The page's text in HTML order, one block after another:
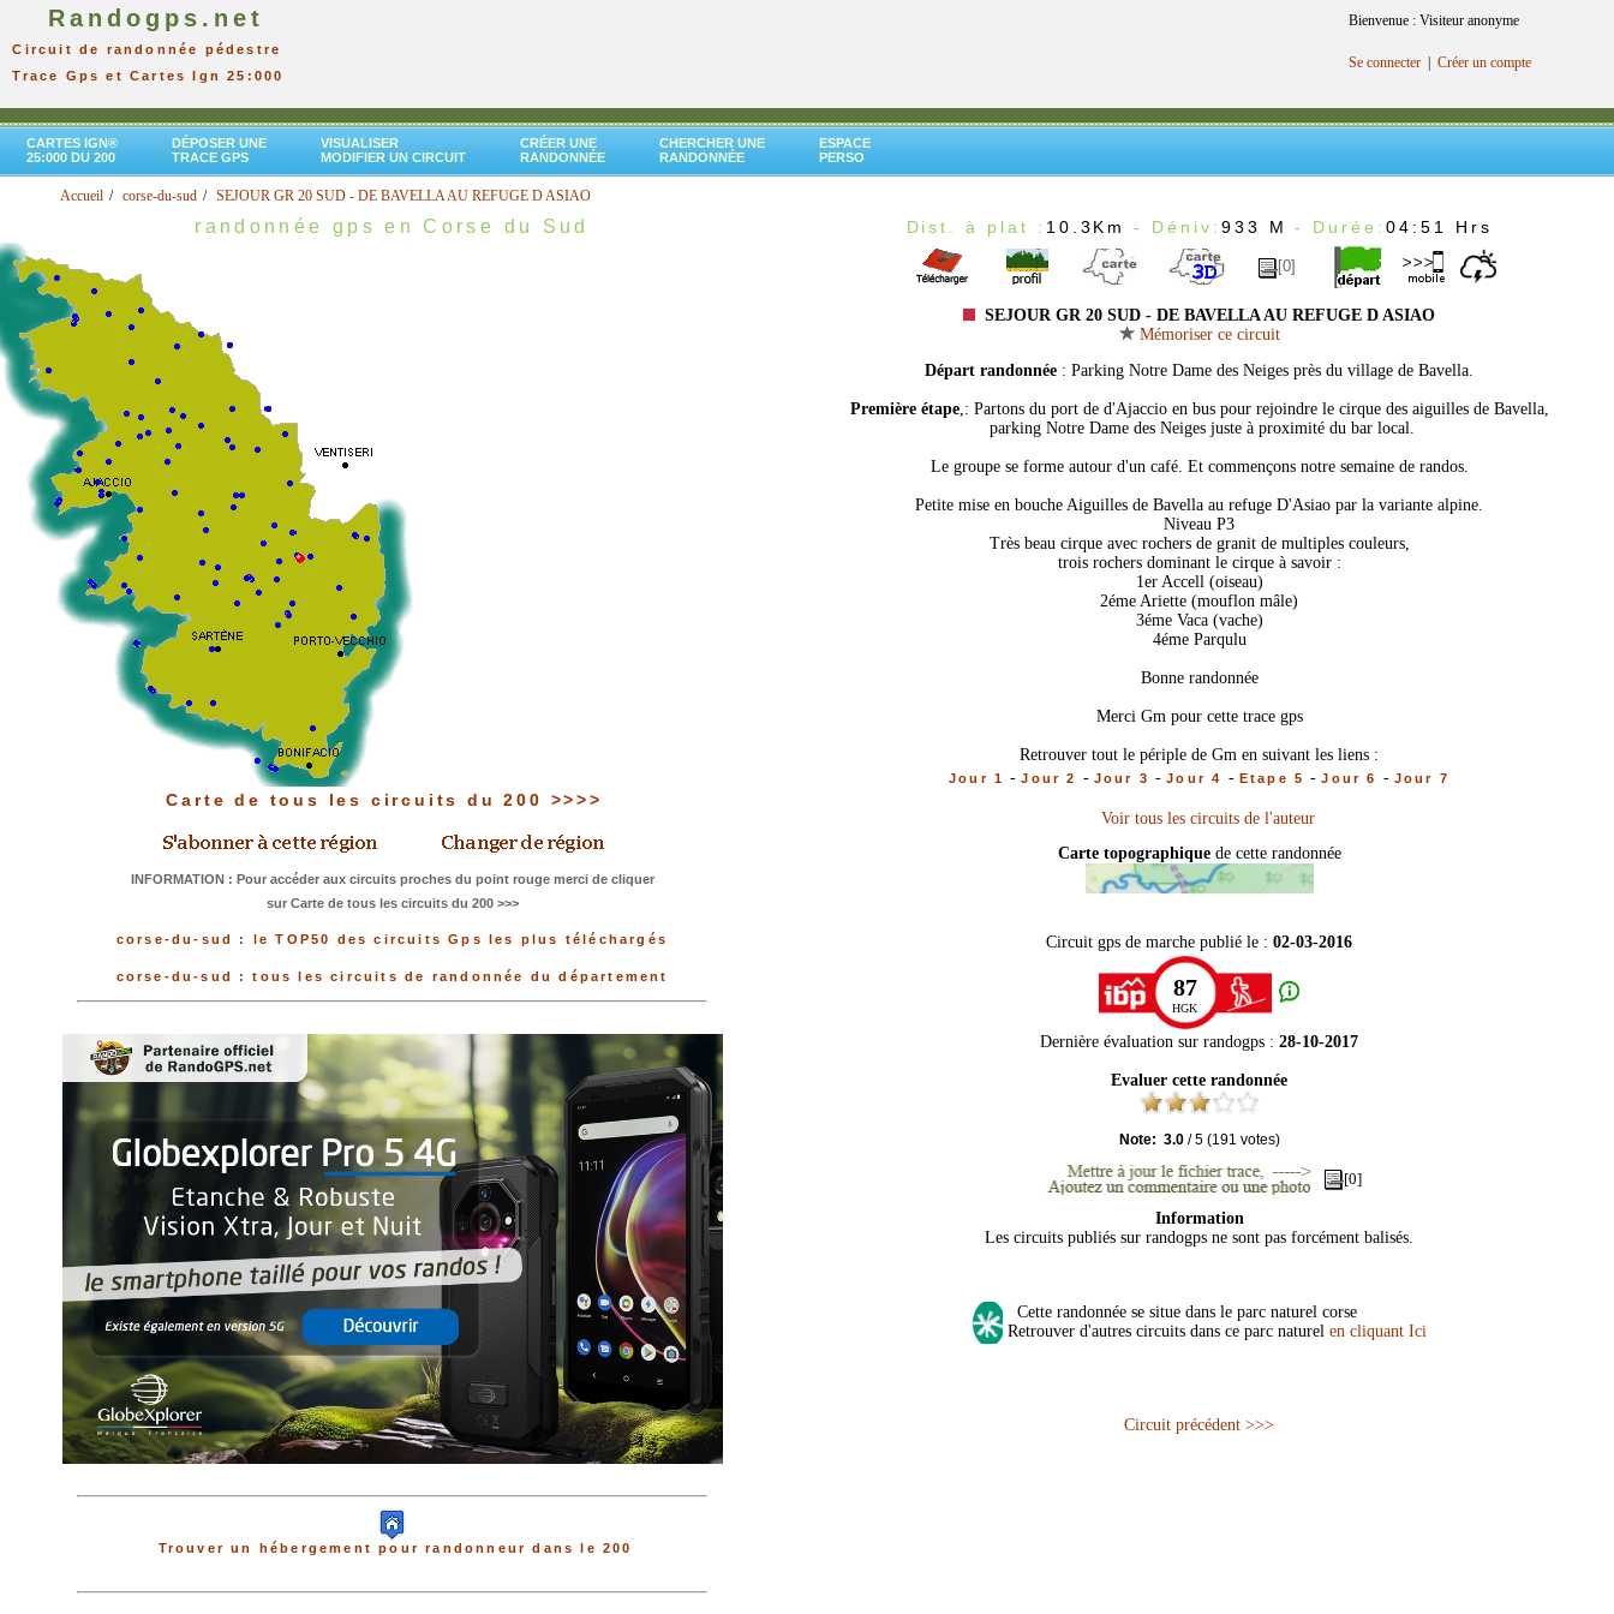
Randogps.net
Circuit de randonnée pédestre
Trace Gps et Cartes Ign 25:000
Bienvenue : Visiteur anonyme
Se connecter Créer un compte
CARTES IGN®
25:000 DU 200
DÉPOSER UNE
TRACE GPS
VISUALISER
MODIFIER UN CIRCUIT
CRÉER UNE
RANDONNÉE
CHERCHER UNE
RANDONNÉE
ESPACE
PERSO
Accueil corse-du-sud SEJOUR GR 20 SUD - DE BAVELLA AU REFUGE D ASIAO
randonnée gps en Corse du Sud
Carte de tous les circuits du 200 >>>>
INFORMATION : Pour accéder aux circuits proches du point rouge merci de cliquer
sur Carte de tous les circuits du 200 >>>
corse-du-sud : le TOP50 des circuits Gps les plus téléchargés
corse-du-sud : tous les circuits de randonnée du département
Trouver un hébergement pour randonneur dans le 200
Dist. à plat : 10.3Km - Déniv: 933 M- Durée: 04:51 Hrs
[0]
SEJOUR GR 20 SUD - DE BAVELLA AU REFUGE D ASIAO
Mémoriser ce circuit
Départ randonnée : Parking Notre Dame des Neiges près du village de Bavella.
Première étape,: Partons du port de d'Ajaccio en bus pour rejoindre le cirque des aiguilles de Bavella,
parking Notre Dame des Neiges juste à proximité du bar local.
Le groupe se forme autour d'un café. Et commençons notre semaine de randos.
Petite mise en bouche Aiguilles de Bavella au refuge D'Asiao par la variante alpine.
Niveau P3
Très beau cirque avec rochers de granit de multiples couleurs,
trois rochers dominant le cirque à savoir :
1er Accell (oiseau)
2éme Ariette (mouflon mâle)
3éme Vaca (vache)
4éme Parqulu
Bonne randonnée
Merci Gm pour cette trace gps
Retrouver tout le périple de Gm en suivant les liens :
Jour 1-Jour 2 - Jour 3-Jour 4 - Etape 5-Jour 6 - Jour 7
Carte topographique de cette randonnée
Circuit gps de marche publié le : 02-03-2016
87
HGK
Dernière évaluation sur randogps : 28-10-2017
Evaluer cette randonnée
Note: 3.0/5(191 votes)
[0]
Information
Les circuits publiés sur randogps ne sont pas forcément balisés.
Cette randonnée se situe dans le parc naturel corse
Retrouver d'autres circuits dans ce parc naturel en cliquant Ici
Circuit précédent >>>